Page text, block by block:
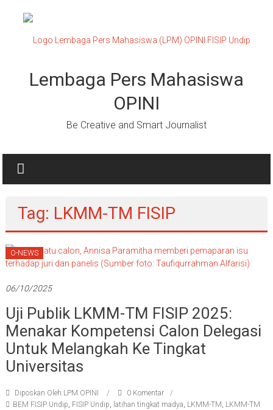
Lembaga Pers Mahasiswa
OPINI
Be Creative and Smart Journalist
Tag: LKMM-TM FISIP
O-NEWS
06/10/2025
Uji Publik LKMM-TM FISIP 2025:
Menakar Kompetensi Calon Delegasi
Untuk Melangkah Ke Tingkat
Universitas
Diposkan Oleh:LPM OPINI
0 Komentar
BEM FISIP Undip, FISIP Undip, latihan tingkat madya, LKMM-TM, LKMM-TM